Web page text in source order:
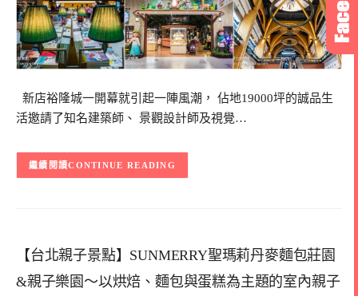
新店裕隆城一開幕就引起一陣風潮， 佔地19000坪的誠品生
活邀請了知名建築師、 景觀設計師及視覺…
CONTINUE READING
【台北親子景點】SUNMERRY聖瑪莉丹麥麵包莊園
&親子樂園～以烘焙、麵包與蛋糕為主題的室內親子